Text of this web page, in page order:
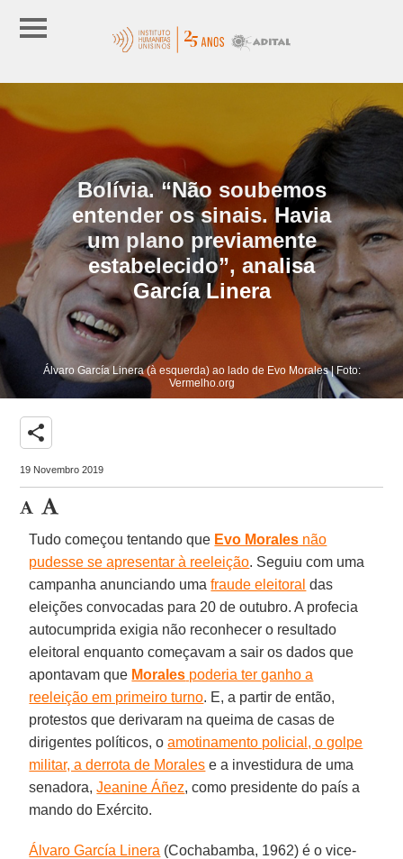
Bolívia. “Não soubemos
entender os sinais. Havia
um plano previamente
estabelecido”, analisa
García Linera
Álvaro García Linera (à esquerda) ao lado de Evo Morales | Foto:
Vermelho.org
share
19 Novembro 2019
Tudo começou tentando que Evo Morales não
pudesse se apresentar à reeleição. Seguiu com uma
campanha anunciando umafraude eleitoral das
eleições convocadas para 20 de outubro. A profecia
autocumprida exigia não reconhecer o resultado
eleitoral enquanto começavam a sair os dados que
apontavam que Morales poderia ter ganho a
reeleição em primeiro turno. E, a partir de então,
protestos que derivaram na queima de casas de
dirigentes políticos, oamotinamento policial, o golpe
militar, a derrota de Morales e a investidura de uma
senadora,Jeanine Áñez, como presidente do país a
mando do Exército.
Álvaro García Linera (Cochabamba, 1962) é o vice-